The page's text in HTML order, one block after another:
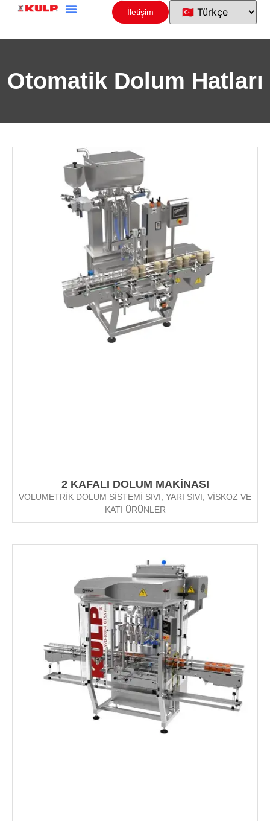
İletişim
Otomatik Dolum Hatları
2 KAFALI DOLUM MAKİNASI
VOLUMETRİK DOLUM SİSTEMİ SIVI, YARI SIVI, VİSKOZ VE
KATI ÜRÜNLER